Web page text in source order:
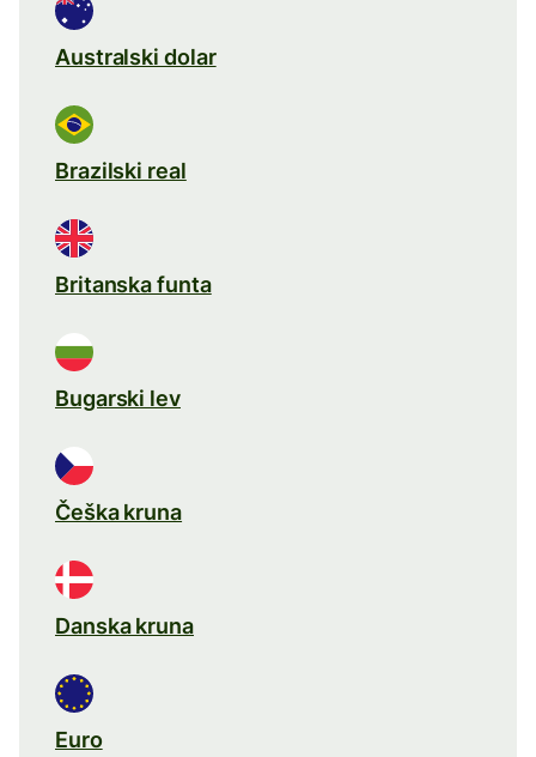
Australski dolar
Brazilski real
Britanska funta
Bugarski lev
Češka kruna
Danska kruna
Euro